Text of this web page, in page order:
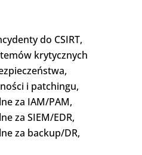
do CSIRT,
krytycznych
i patchingu,
za IAM/PAM,
za SIEM/EDR,
za backup/DR,